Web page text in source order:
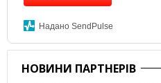
Надано SendPulse
НОВИНИ ПАРТНЕРІВ